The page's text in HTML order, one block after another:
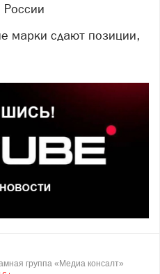
России
группа «Медиа консалт»